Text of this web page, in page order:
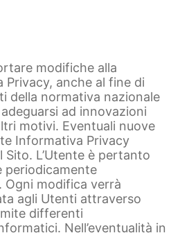
modifiche alla
anche al fine di
della normativa nazionale
ad innovazioni
motivi. Eventuali nuove
Informativa Privacy
L’Utente è pertanto
periodicamente
Ogni modifica verrà
agli Utenti attraverso
differenti
Nell’eventualità in